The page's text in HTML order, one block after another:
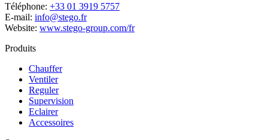
Téléphone: +33 01 3919 5757
E-mail: info@stego.fr
Website: www.stego-group.com/fr
Produits
Chauffer
Ventiler
Reguler
Supervision
Eclairer
Accessoires